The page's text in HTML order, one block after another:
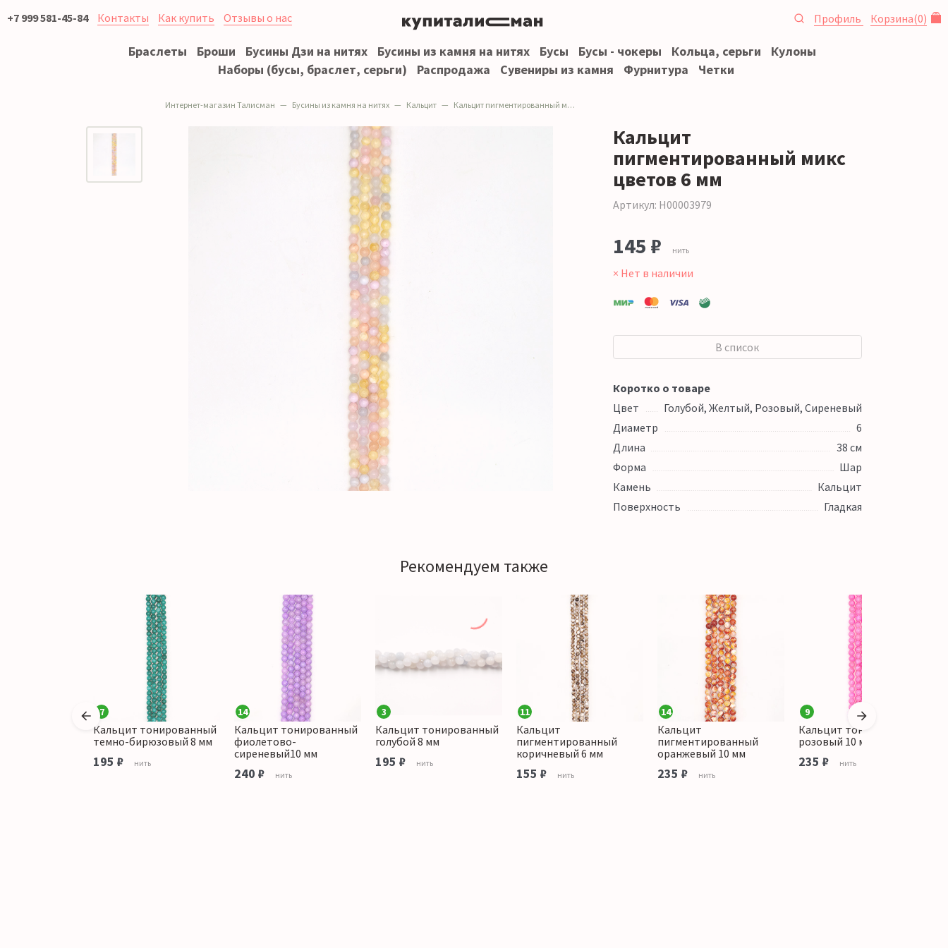
+7 999 581-45-84 Контакты Как купить Отзывы о нас Профиль Корзина(0)
Браслеты Броши Бусины Дзи на нитях Бусины из камня на нитях Бусы Бусы - чокеры Кольца, серьги
Кулоны
Наборы (бусы, браслет, серьги)
Распродажа Сувениры из камня Фурнитура Четки
Интернет-магазин Талисман Бусины из камня на нитях Кальцит Кальцит пигментированный микс цветов 6 мм
Кальцит
пигментированный микс
цветов 6 мм
Артикул: Н00003979
145 ₽ нить
× Нет в наличии
В список
Коротко о товаре
Цвет
Голубой, Желтый, Розовый, Сиреневый
Диаметр
6
Длина
38 см
Форма
Шар
Камень
Кальцит
Поверхность
Гладкая
Рекомендуем также
7
Кальцит тонированный
темно-бирюзовый 8 мм
195 ₽ нить
14
Кальцит тонированный
фиолетово-
сиреневый10 мм
240 ₽ нить
3
Кальцит тонированный
голубой 8 мм
195 ₽ нить
11
Кальцит
пигментированный
коричневый 6 мм
155 ₽ нить
14
Кальцит
пигментированный
оранжевый 10 мм
235 ₽ нить
9
Кальцит тонированный
розовый 10 мм
235 ₽ нить